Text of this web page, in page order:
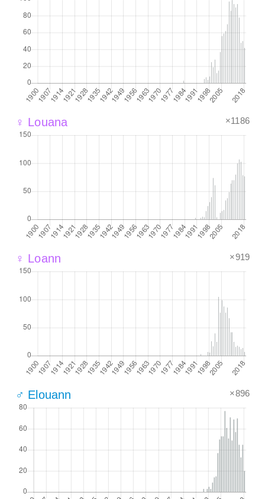
♀ Louana ×1186
♀ Loann ×919
♂ Elouann ×896